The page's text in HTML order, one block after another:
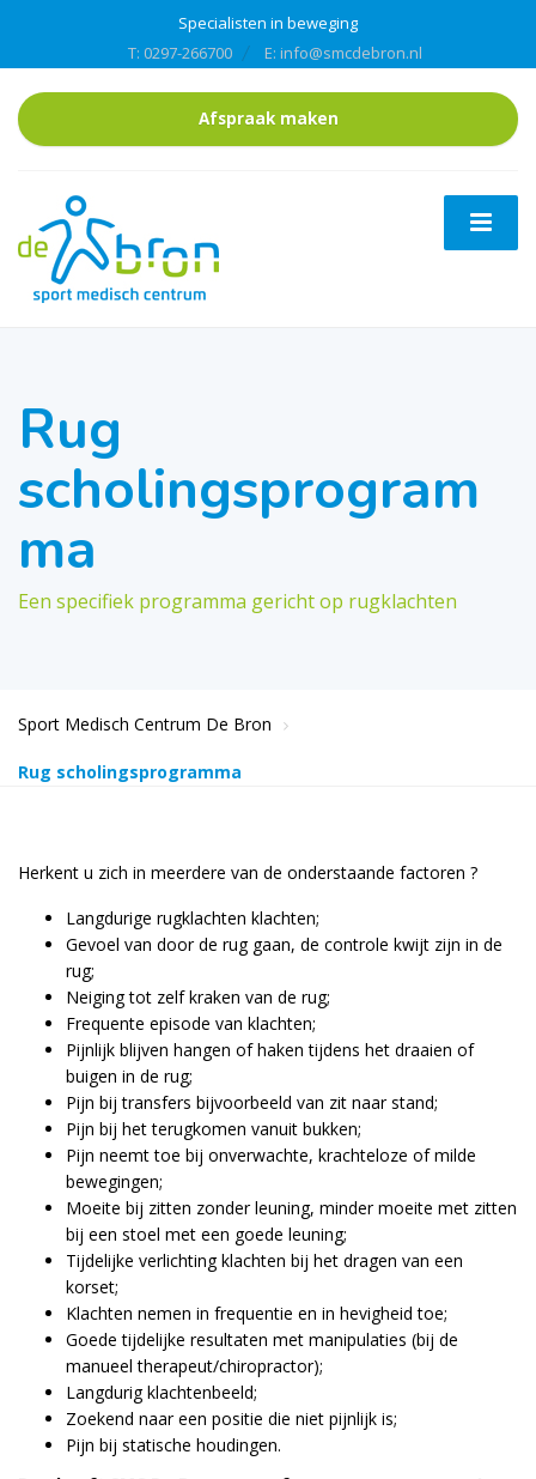
Specialisten in beweging
T: 0297-266700
E: info@smcdebron.nl
Afspraak maken
Rug
scholingsprogram
ma
Een specifiek programma gericht op rugklachten
Sport Medisch Centrum De Bron
Rug scholingsprogramma
Herkent u zich in meerdere van de onderstaande factoren ?
Langdurige rugklachten klachten;
Gevoel van door de rug gaan, de controle kwijt zijn in de
rug;
Neiging tot zelf kraken van de rug;
Frequente episode van klachten;
Pijnlijk blijven hangen of haken tijdens het draaien of
buigen in de rug;
Pijn bij transfers bijvoorbeeld van zit naar stand;
Pijn bij het terugkomen vanuit bukken;
Pijn neemt toe bij onverwachte, krachteloze of milde
bewegingen;
Moeite bij zitten zonder leuning, minder moeite met zitten
bij een stoel met een goede leuning;
Tijdelijke verlichting klachten bij het dragen van een
korset;
Klachten nemen in frequentie en in hevigheid toe;
Goede tijdelijke resultaten met manipulaties (bij de
manueel therapeut/chiropractor);
Langdurig klachtenbeeld;
Zoekend naar een positie die niet pijnlijk is;
Pijn bij statische houdingen.